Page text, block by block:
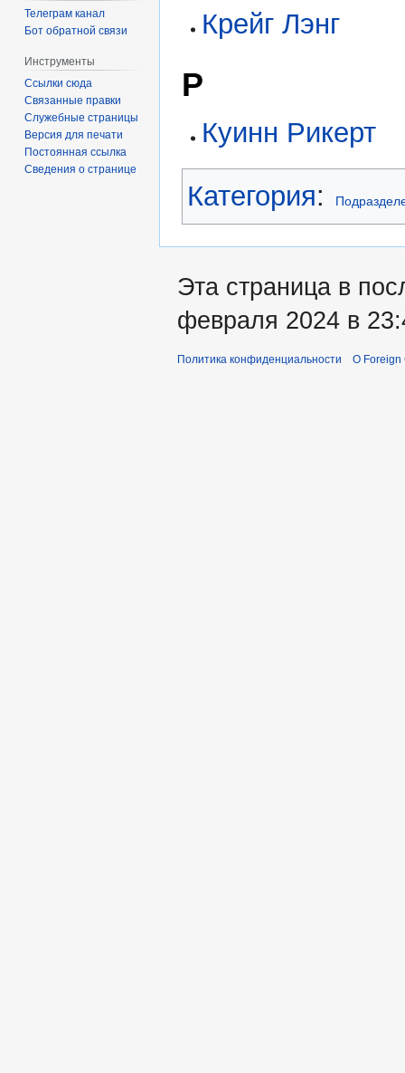
Крейг Лэнг
Р
Куинн Рикерт
Категория:
Телеграм канал
Бот обратной связи
Инструменты
Ссылки сюда
Связанные правки
Служебные страницы
Версия для печати
Постоянная ссылка
Сведения о странице
Эта страница в
февраля 2024 в
Политика конфиденциальности О Foreign